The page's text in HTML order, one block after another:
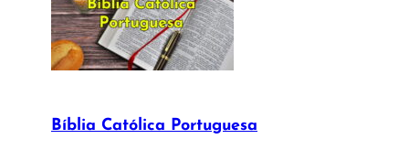
Bíblia Católica Portuguesa